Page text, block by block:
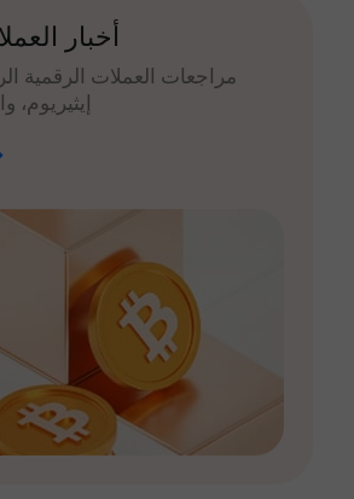
أخبار
مراجعات العملات الرقمية
إيثيريوم،